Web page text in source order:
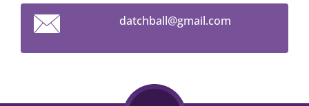
datchball@gmail.com